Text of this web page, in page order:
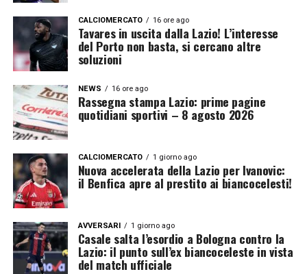
CALCIOMERCATO 16 ore ago
Tavares in uscita dalla Lazio! L’interesse
del Porto non basta, si cercano altre
soluzioni
NEWS 16 ore ago
Rassegna stampa Lazio: prime pagine
quotidiani sportivi – 8 agosto 2026
CALCIOMERCATO 1 giorno ago
Nuova accelerata della Lazio per Ivanovic:
il Benfica apre al prestito ai biancocelesti!
AVVERSARI 1 giorno ago
Casale salta l’esordio a Bologna contro la
Lazio: il punto sull’ex biancoceleste in vista
del match ufficiale